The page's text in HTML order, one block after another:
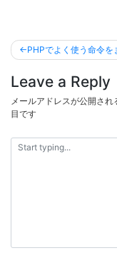
投
稿
ナ
ビ
ゲ
ー
シ
PHPでよく使う命令を
Leave a Reply
メールアドレスが公開され
目です